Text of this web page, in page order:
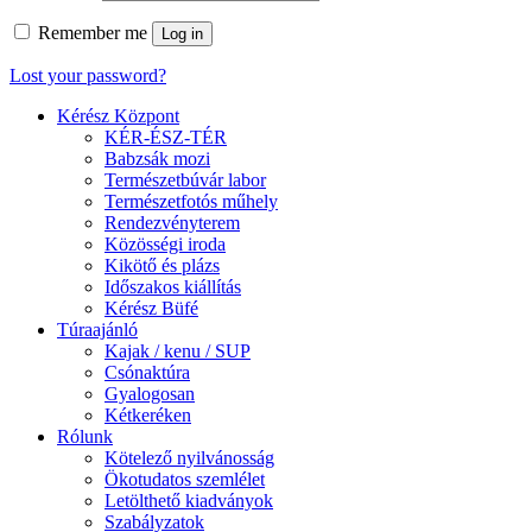
Remember me Log in
Lost your password?
Kérész Központ
KÉR-ÉSZ-TÉR
Babzsák mozi
Természetbúvár labor
Természetfotós műhely
Rendezvényterem
Közösségi iroda
Kikötő és plázs
Időszakos kiállítás
Kérész Büfé
Túraajánló
Kajak / kenu / SUP
Csónaktúra
Gyalogosan
Kétkeréken
Rólunk
Kötelező nyilvánosság
Ökotudatos szemlélet
Letölthető kiadványok
Szabályzatok